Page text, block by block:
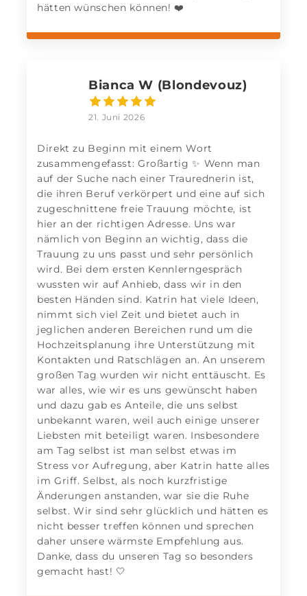
hätten wünschen können! ❤️
Bianca W (Blondevouz)
21. Juni 2026
Direkt zu Beginn mit einem Wort
zusammengefasst: Großartig ✨ Wenn man
auf der Suche nach einer Traurednerin ist,
die ihren Beruf verkörpert und eine auf sich
zugeschnittene freie Trauung möchte, ist
hier an der richtigen Adresse. Uns war
nämlich von Beginn an wichtig, dass die
Trauung zu uns passt und sehr persönlich
wird. Bei dem ersten Kennlerngespräch
wussten wir auf Anhieb, dass wir in den
besten Händen sind. Katrin hat viele Ideen,
nimmt sich viel Zeit und bietet auch in
jeglichen anderen Bereichen rund um die
Hochzeitsplanung ihre Unterstützung mit
Kontakten und Ratschlägen an. An unserem
großen Tag wurden wir nicht enttäuscht. Es
war alles, wie wir es uns gewünscht haben
und dazu gab es Anteile, die uns selbst
unbekannt waren, weil auch einige unserer
Liebsten mit beteiligt waren. Insbesondere
am Tag selbst ist man selbst etwas im
Stress vor Aufregung, aber Katrin hatte alles
im Griff. Selbst, als noch kurzfristige
Änderungen anstanden, war sie die Ruhe
selbst. Wir sind sehr glücklich und hätten es
nicht besser treffen können und sprechen
daher unsere wärmste Empfehlung aus.
Danke, dass du unseren Tag so besonders
gemacht hast! 🤍